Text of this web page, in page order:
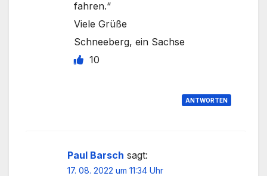
fahren.“
Viele Grüße
Schneeberg, ein Sachse
10
ANTWORTEN
Paul Barsch sagt:
17. 08. 2022 um 11:34 Uhr